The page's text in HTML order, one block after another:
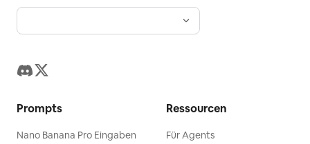
Prompts
Nano Banana Pro Eingaben
Ressourcen
Für Agents